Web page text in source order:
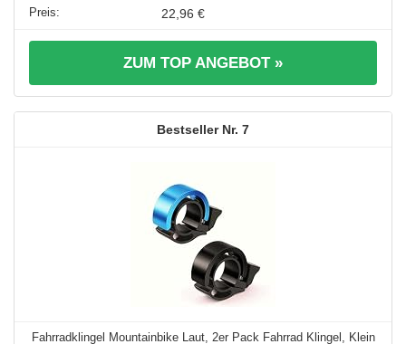
22,96 €
ZUM TOP ANGEBOT »
7
Fahrradklingel Mountainbike Laut, 2er Pack Fahrrad Klingel, Klein